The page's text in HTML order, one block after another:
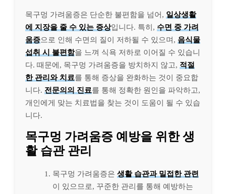
목구멍 가려움증은 단순한 불편함을 넘어, 일상생활
에 지장을 줄 수 있는 증상입니다. 특히, 수면 중 가려
움증으로 인해 수면의 질이 저하될 수 있으며, 음식물
섭취 시 불편함을 느껴 식욕 저하로 이어질 수 있습니
다. 때문에, 목구멍 가려움증을 방치하지 않고, 적절
한 관리와 치료를 통해 증상을 완화하는 것이 중요합
니다. 전문의의 진료를 통해 정확한 원인을 파악하고,
개인에게 맞는 치료법을 찾는 것이 도움이 될 수 있습
니다.
목구멍 가려움증 예방을 위한 생
활 습관 관리
목구멍 가려움증은 생활 습관과 밀접한 관련
이 있으므로, 꾸준한 관리를 통해 예방하는